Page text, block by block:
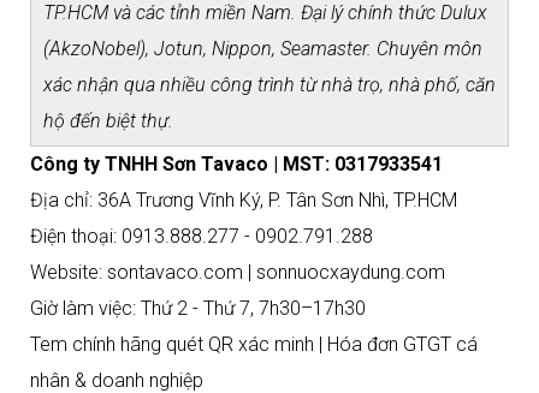
TP.HCM và các tỉnh miền Nam. Đại lý chính thức Dulux
(AkzoNobel), Jotun, Nippon, Seamaster. Chuyên môn
xác nhận qua nhiều công trình từ nhà trọ, nhà phố, căn
hộ đến biệt thự.
Công ty TNHH Sơn Tavaco | MST: 0317933541
Địa chỉ: 36A Trương Vĩnh Ký, P. Tân Sơn Nhì, TP.HCM
Điện thoại: 0913.888.277 - 0902.791.288
Website: sontavaco.com | sonnuocxaydung.com
Giờ làm việc: Thứ 2 - Thứ 7, 7h30–17h30
Tem chính hãng quét QR xác minh | Hóa đơn GTGT cá
nhân & doanh nghiệp